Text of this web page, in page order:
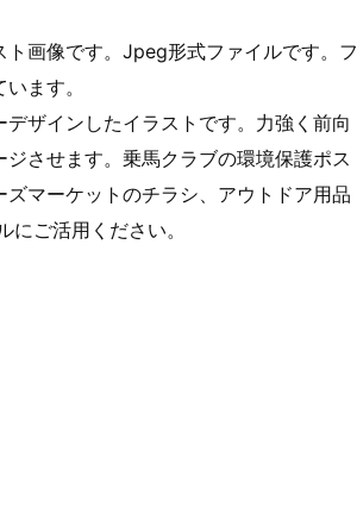
画像です。Jpeg形式ファイルです。フ
ます。
ザインしたイラストです。力強く前向
させます。乗馬クラブの環境保護ポス
マーケットのチラシ、アウトドア用品
ご活用ください。